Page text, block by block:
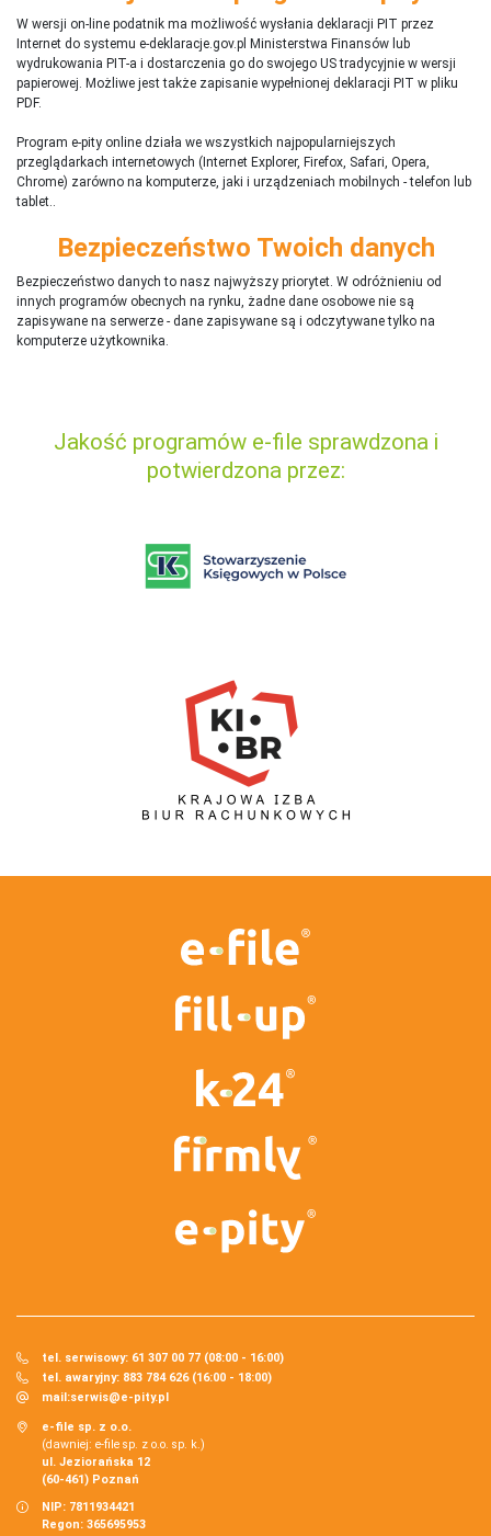
W wersji on-line podatnik ma możliwość wysłania deklaracji PIT przez
Internet do systemu e-deklaracje.gov.pl Ministerstwa Finansów lub
wydrukowania PIT-a i dostarczenia go do swojego US tradycyjnie w wersji
papierowej. Możliwe jest także zapisanie wypełnionej deklaracji PIT w pliku
PDF.
Program e-pity online działa we wszystkich najpopularniejszych
przeglądarkach internetowych (Internet Explorer, Firefox, Safari, Opera,
Chrome) zarówno na komputerze, jaki i urządzeniach mobilnych - telefon lub
tablet..
Bezpieczeństwo Twoich danych
Bezpieczeństwo danych to nasz najwyższy priorytet. W odróżnieniu od
innych programów obecnych na rynku, żadne dane osobowe nie są
zapisywane na serwerze - dane zapisywane są i odczytywane tylko na
komputerze użytkownika.
Jakość programów e-file sprawdzona i
potwierdzona przez:
tel. serwisowy: 61 307 00 77 (08:00 - 16:00)
tel. awaryjny: 883 784 626 (16:00 - 18:00)
mail:serwis@e-pity.pl
e-file sp. z o.o.
(dawniej: e-file sp. z o.o. sp. k.)
ul. Jeziorańska 12
(60-461) Poznań
NIP: 7811934421
Regon: 365695953